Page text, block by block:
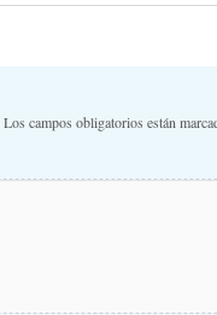
Los campos obligatorios están